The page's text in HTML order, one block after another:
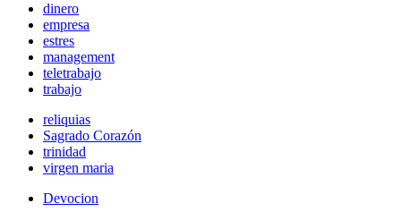
dinero
empresa
estres
management
teletrabajo
trabajo
reliquias
Sagrado Corazón
trinidad
virgen maria
Devocion